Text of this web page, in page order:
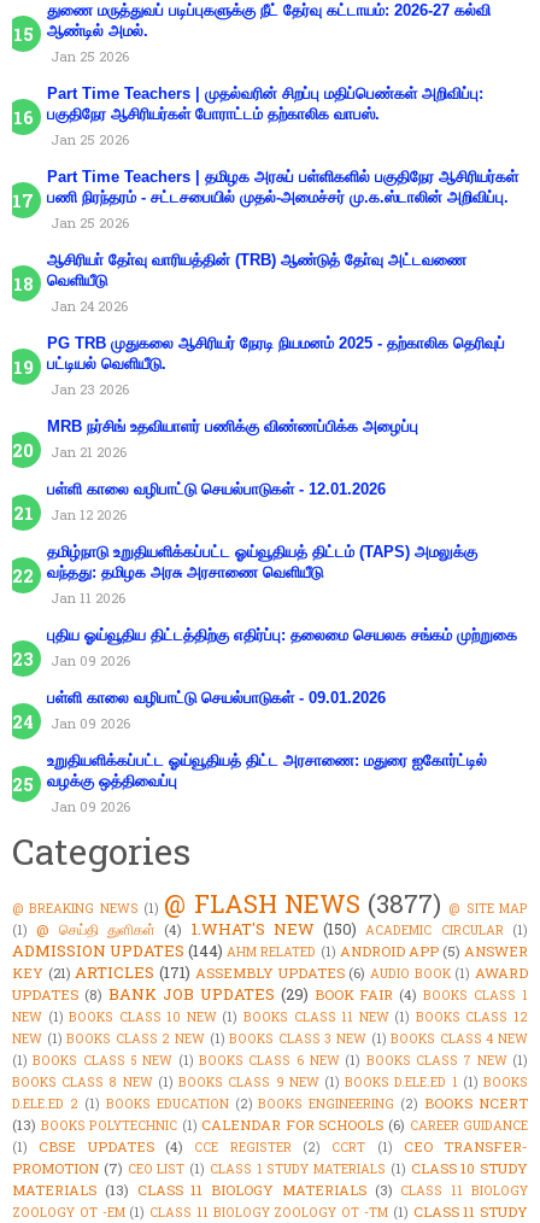
துணை மருத்துவப் படிப்புகளுக்கு நீட் தேர்வு கட்டாயம்: 2026-27 கல்வி
ஆண்டில் அமல்.
Jan 25 2026
Part Time Teachers | முதல்வரின் சிறப்பு மதிப்பெண்கள் அறிவிப்பு:
பகுதிநேர ஆசிரியர்கள் போராட்டம் தற்காலிக வாபஸ்.
Jan 25 2026
Part Time Teachers | தமிழக அரசுப் பள்ளிகளில் பகுதிநேர ஆசிரியர்கள்
பணி நிரந்தரம் - சட்டசபையில் முதல்-அமைச்சர் மு.க.ஸ்டாலின் அறிவிப்பு.
Jan 25 2026
ஆசிரியா் தோ்வு வாரியத்தின் (TRB) ஆண்டுத் தோ்வு அட்டவணை
வெளியீடு
Jan 24 2026
PG TRB முதுகலை ஆசிரியர் நேரடி நியமனம் 2025 - தற்காலிக தெரிவுப்
பட்டியல் வெளியீடு.
Jan 23 2026
MRB நர்சிங் உதவியாளர் பணிக்கு விண்ணப்பிக்க அழைப்பு
Jan 21 2026
பள்ளி காலை வழிபாட்டு செயல்பாடுகள் - 12.01.2026
Jan 12 2026
தமிழ்நாடு உறுதியளிக்கப்பட்ட ஓய்வூதியத் திட்டம் (TAPS) அமலுக்கு
வந்தது: தமிழக அரசு அரசாணை வெளியீடு
Jan 11 2026
புதிய ஓய்வூதிய திட்டத்திற்கு எதிர்ப்பு: தலைமை செயலக சங்கம் முற்றுகை
Jan 09 2026
பள்ளி காலை வழிபாட்டு செயல்பாடுகள் - 09.01.2026
Jan 09 2026
உறுதியளிக்கப்பட்ட ஓய்வூதியத் திட்ட அரசாணை: மதுரை ஐகோர்ட்டில்
வழக்கு ஒத்திவைப்பு
Jan 09 2026
Categories
@ BREAKING NEWS (1) @ FLASH NEWS (3877) @ SITE MAP
(1) @ செய்தி துளிகள் (4) 1.WHAT'S NEW (150) ACADEMIC CIRCULAR (1)
ADMISSION UPDATES (144) AHM RELATED (1) ANDROID APP (5) ANSWER
KEY (21) ARTICLES (171) ASSEMBLY UPDATES (6) AUDIO BOOK (1) AWARD
UPDATES (8) BANK JOB UPDATES (29) BOOK FAIR (4) BOOKS CLASS 1
NEW (1) BOOKS CLASS 10 NEW (1) BOOKS CLASS 11 NEW (1) BOOKS CLASS 12
NEW (1) BOOKS CLASS 2 NEW (1) BOOKS CLASS 3 NEW (1) BOOKS CLASS 4 NEW
(1) BOOKS CLASS 5 NEW (1) BOOKS CLASS 6 NEW (1) BOOKS CLASS 7 NEW (1)
BOOKS CLASS 8 NEW (1) BOOKS CLASS 9 NEW (1) BOOKS D.ELE.ED 1 (1) BOOKS
D.ELE.ED 2 (1) BOOKS EDUCATION (2) BOOKS ENGINEERING (2) BOOKS NCERT
(13) BOOKS POLYTECHNIC (1) CALENDAR FOR SCHOOLS (6) CAREER GUIDANCE
(1)
CBSE UPDATES (4) CCE REGISTER (2) CCRT (1)
CEO TRANSFER-
PROMOTION (7) CEO LIST (1) CLASS 1 STUDY MATERIALS (1) CLASS 10 STUDY
MATERIALS (13) CLASS 11 BIOLOGY MATERIALS (3) CLASS 11 BIOLOGY
ZOOLOGY OT -EM (1) CLASS 11 BIOLOGY ZOOLOGY OT -TM (1) CLASS 11 STUDY